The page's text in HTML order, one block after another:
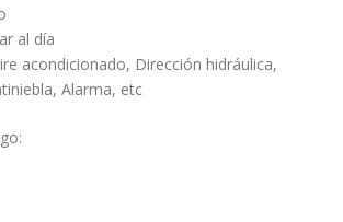
al día
acondicionado, Dirección hidráulica,
Alarma, etc